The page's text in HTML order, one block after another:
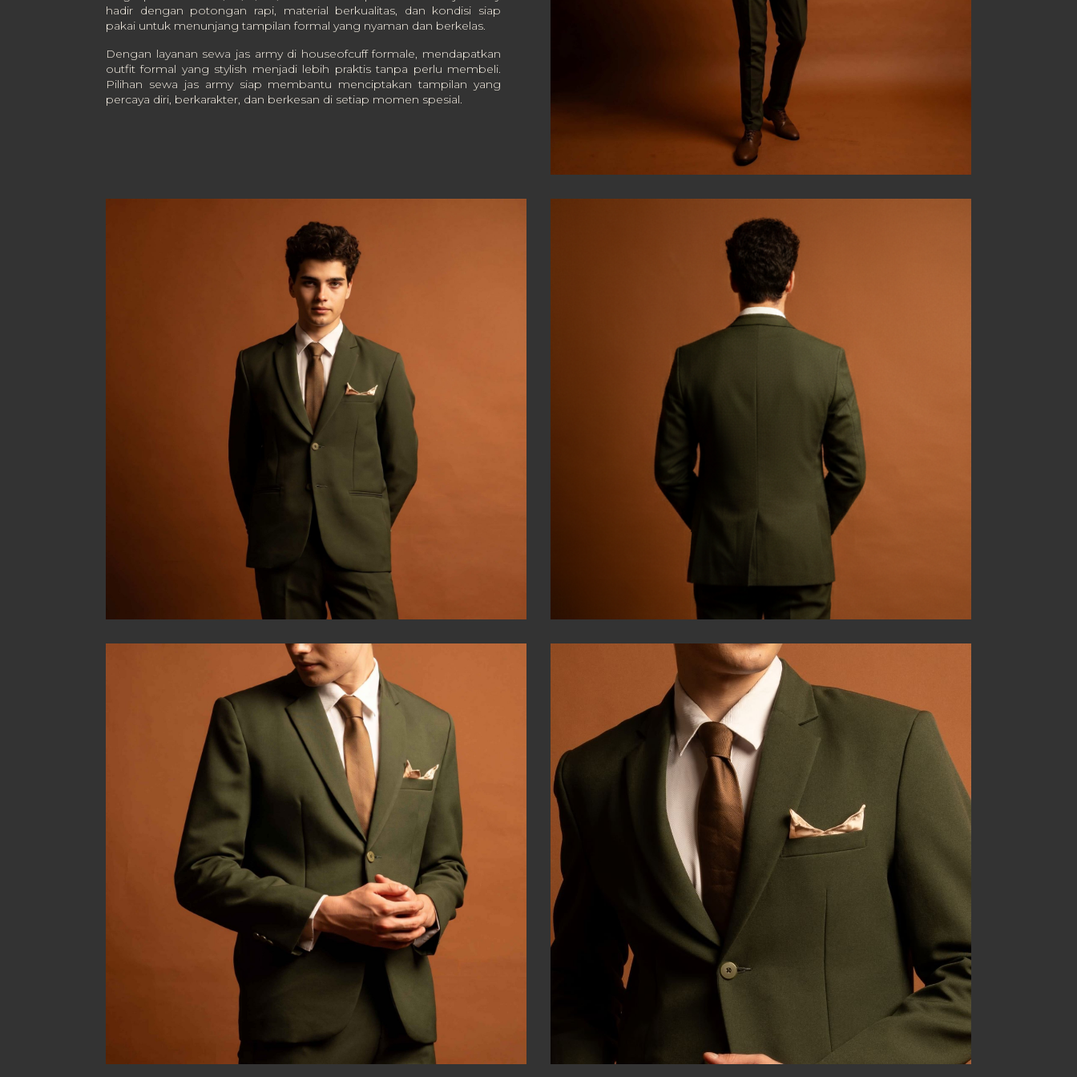
hadir dengan potongan rapi, material berkualitas, dan kondisi siap
pakai untuk menunjang tampilan formal yang nyaman dan berkelas.
Dengan layanan sewa jas army di houseofcuff formale, mendapatkan
outfit formal yang stylish menjadi lebih praktis tanpa perlu membeli.
Pilihan sewa jas army siap membantu menciptakan tampilan yang
percaya diri, berkarakter, dan berkesan di setiap momen spesial.